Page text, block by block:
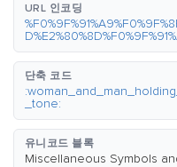
URL 인코딩
단축 코드
_tone:
유니코드 블록
Miscellaneous Symbols